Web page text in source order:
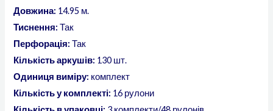
Довжина: 14.95 м.
Тиснення: Так
Перфорація: Так
Кількість аркушів: 130 шт.
Одиниця виміру: комплект
Кількість у комплекті: 16 рулони